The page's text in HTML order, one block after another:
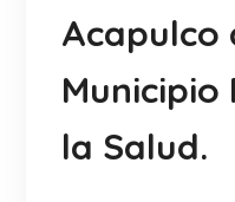
Acapulco
la Salud.